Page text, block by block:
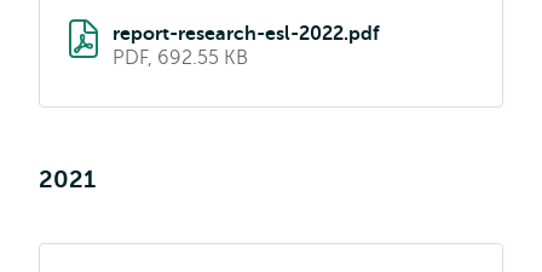
report-research-esl-2022.pdf
PDF, 692.55 KB
2021